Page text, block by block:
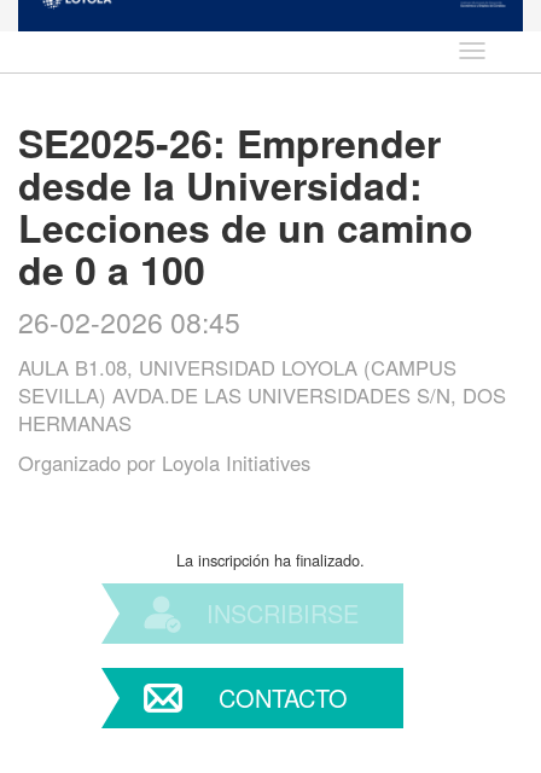
Idioma
SE2025-26: Emprender
desde la Universidad:
Lecciones de un camino
de 0 a 100
26-02-2026 08:45
AULA B1.08, UNIVERSIDAD LOYOLA (CAMPUS
SEVILLA) AVDA.DE LAS UNIVERSIDADES S/N, DOS
HERMANAS
Organizado por Loyola Initiatives
La inscripción ha finalizado.
INSCRIBIRSE
CONTACTO